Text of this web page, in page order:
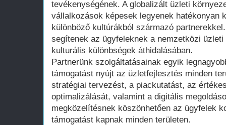
tevékenységének. A globalizált üzleti
vállalkozások képesek legyenek hatékonyan
különböző kultúrákból származó
segítenek az ügyfeleknek a nemzetközi
kulturális különbségek áthidalásában.
Partnerünk szolgáltatásainak egyik
támogatást nyújt az üzletfejlesztés minden
stratégiai tervezést, a piackutatást, az
optimalizálását, valamint a digitális
megközelítésnek köszönhetően az ügyfelek
támogatást kapnak minden területen.